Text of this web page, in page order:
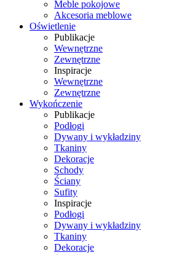
Meble pokojowe
Akcesoria meblowe
Oświetlenie
Publikacje
Wewnętrzne
Zewnętrzne
Inspiracje
Wewnętrzne
Zewnętrzne
Wykończenie
Publikacje
Podłogi
Dywany i wykładziny
Tkaniny
Dekoracje
Schody
Ściany
Sufity
Inspiracje
Podłogi
Dywany i wykładziny
Tkaniny
Dekoracje